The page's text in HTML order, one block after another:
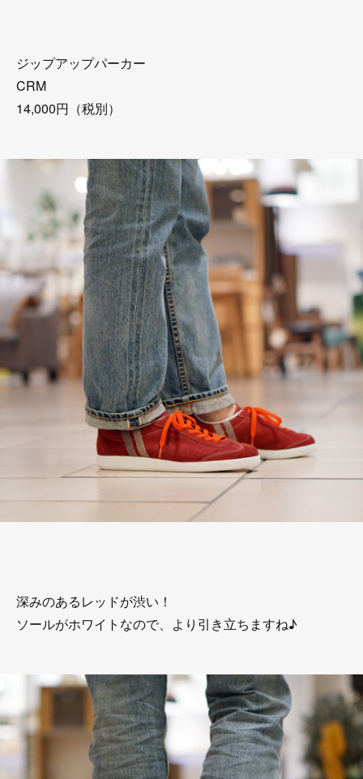
ジップアップパーカー
CRM
14,000円（税別）
深みのあるレッドが渋い！
ソールがホワイトなので、より引き立ちますね♪